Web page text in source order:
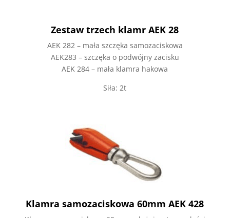
Zestaw trzech klamr AEK 28
AEK 282 – mała szczęka samozaciskowa
AEK283 – szczęka o podwójny zacisku
AEK 284 – mała klamra hakowa
Siła: 2t
Klamra samozaciskowa 60mm AEK 428